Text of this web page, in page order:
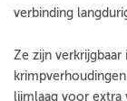
verbinding
Ze zijn
lijmlaag voor extra